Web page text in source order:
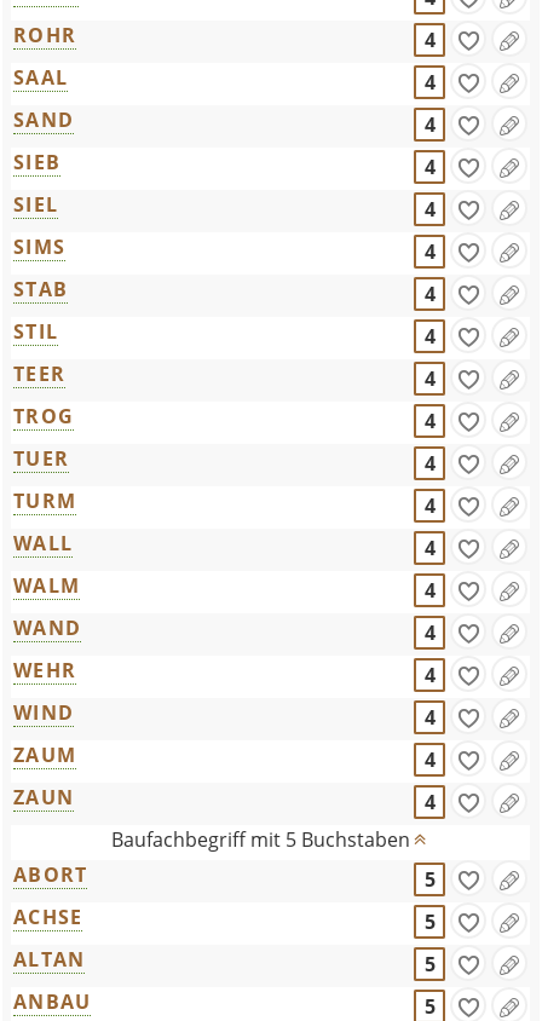
ROHR
4
SAAL
4
SAND
4
SIEB
4
SIEL
4
SIMS
4
STAB
4
STIL
4
TEER
4
TROG
4
TUER
4
TURM
4
WALL
4
WALM
4
WAND
4
WEHR
4
WIND
4
ZAUM
4
ZAUN
4
Baufachbegriff mit 5 Buchstaben
ABORT
5
ACHSE
5
ALTAN
5
ANBAU
5